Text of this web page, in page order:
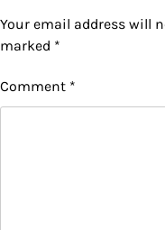
Your email address will
marked *
Comment *